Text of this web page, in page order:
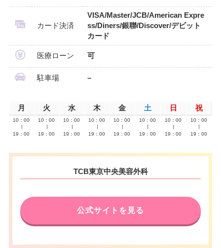
カード決済
VISA/Master/JCB/American Expre
ss/Diners/銀聯/Discover/デビット
カード
医療ローン 可
駐車場 –
月 火 水 木 金 土 日 祝
10：00
19：00
10：00
19：00
10：00
19：00
10：00
19：00
10：00
19：00
10：00
19：00
10：00
19：00
10：00
19：00
TCB東京中央美容外科
公式サイトを見る